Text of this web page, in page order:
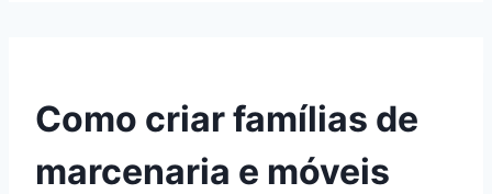
Como criar famílias de
marcenaria e móveis